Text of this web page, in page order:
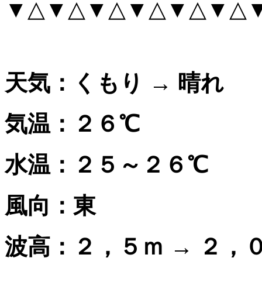
天気：くもり → 晴れ
気温：２６℃
水温：２５～２６℃
風向：東
波高：２，５ｍ → ２，